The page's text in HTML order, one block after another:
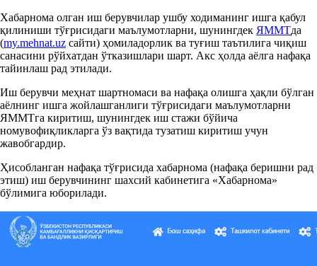
Хабарнома олган иш берувчилар ушбу ходиманинг ишга қабул
қилиниши тўғрисидаги маълумотларни, шунингдек ЯММТда
(my.mehnat.uz сайти) ҳомиладорлик ва туғиш таътилига чиқиш
санасини рўйхатдан ўтказишлари шарт. Акс ҳолда аёлга нафақа
тайинлаш рад этилади.
Иш берувчи меҳнат шартномаси ва нафақа олишга ҳақли бўлган
аёлнинг ишга жойлашганлиги тўғрисидаги маълумотларни
ЯММТга киритиш, шунингдек иш стажи бўйича
номувофиқликларга ўз вақтида тузатиш киритиш учун
жавобгардир.
Ҳисобланган нафақа тўғрисида хабарнома (нафақа беришни рад
этиш) иш берувчининг шахсий кабинетига «Хабарнома»
бўлимига юборилади.